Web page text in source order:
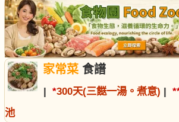
家常菜食譜
| *300天(三餸一湯。煮意) | *
池